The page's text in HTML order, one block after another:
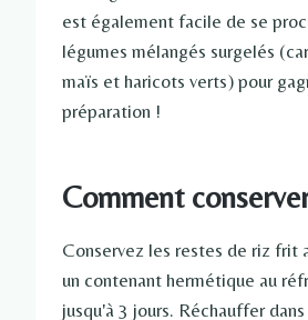
est également facile de se
légumes mélangés surgelés
maïs et haricots verts) pour
préparation !
Comment
Conservez les restes de riz frit
un contenant hermétique au
jusqu'à 3 jours. Réchauffer